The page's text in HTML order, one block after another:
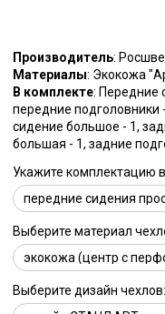
Производитель:
Материалы: Экокожа
В комплекте: Передние
передние подголовники
сидение большое - 1,
большая - 1, задние
Укажите комплектацию
Выберите материал
Выберите дизайн чехлов: